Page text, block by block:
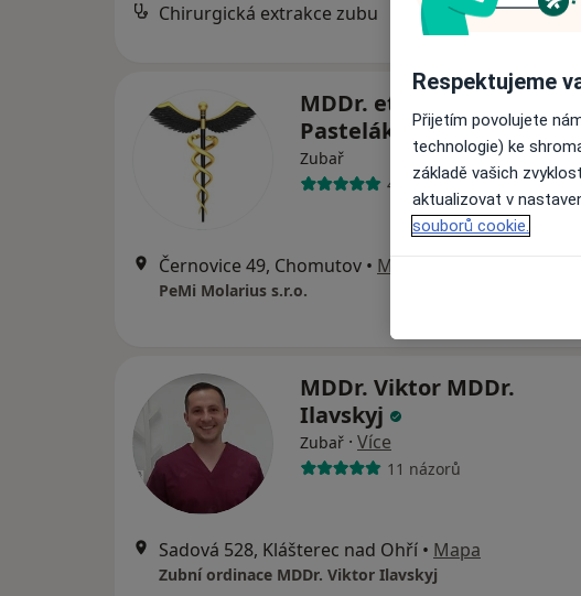
Chirurgická extrakce zubu od 400 kč
MDDr. et MUDr. Miloš
Pastelák
Zubař
42 názorů
Černovice 49, Chomutov • Mapa
PeMi Molarius s.r.o.
MDDr. Viktor MDDr.
Ilavskyj
Zubař · Více
11 názorů
Sadová 528, Klášterec nad Ohří • Mapa
Zubní ordinace MDDr. Viktor Ilavskyj
Respektujeme
Přijetím povolujete
technologie) ke
základě vašich
aktualizovat v
souborů cookie.